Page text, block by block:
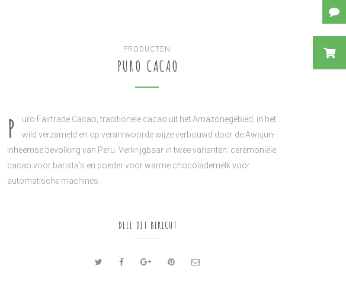
PRODUCTEN
PURO CACAO
P
uro Fairtrade Cacao, traditionele cacao uit het Amazonegebied, in het
wild verzameld en op verantwoorde wijze verbouwd door de Awajun-
inheemse bevolking van Peru. Verkrijgbaar in twee varianten: ceremoniële
cacao voor barista’s en poeder voor warme chocolademelk voor
automatische machines.
DEEL DIT BERICHT